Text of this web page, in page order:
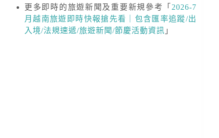
更多即時的旅遊新聞及重要新規參考「 2026-7
月越南旅遊即時快報搶先看｜包含匯率追蹤/出
入境/法規速遞/旅遊新聞/節慶活動資訊 」